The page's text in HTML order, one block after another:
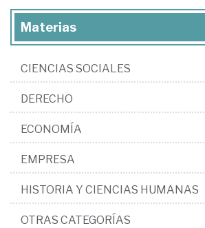
Materias
CIENCIAS SOCIALES
DERECHO
ECONOMÍA
EMPRESA
HISTORIA Y CIENCIAS HUMANAS
OTRAS CATEGORÍAS